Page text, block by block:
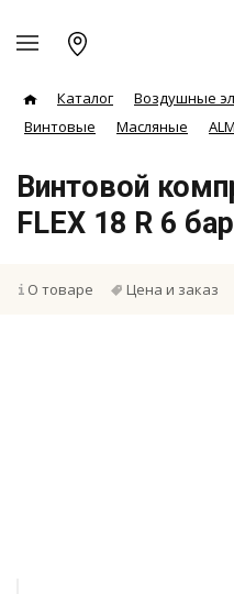
Каталог
Воздушные
Винтовые
Масляные
Винтовой
FLEX 18 R 6 бар
О товаре Цена и заказ